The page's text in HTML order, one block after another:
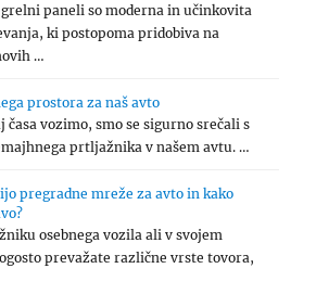
paneli so moderna in učinkovita
ki postopoma pridobiva na
…
prostora za naš avto
časa vozimo, smo se sigurno srečali s
prtljažnika v našem avtu. …
pregradne mreže za avto in kako
osebnega vozila ali v svojem
prevažate različne vrste tovora,